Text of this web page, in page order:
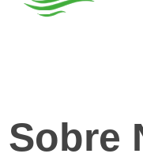
Sobre